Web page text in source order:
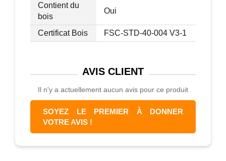
Contient du
bois
Oui
Certificat Bois FSC-STD-40-004 V3-1
AVIS CLIENT
Il n'y a actuellement aucun avis pour ce produit
SOYEZ LE PREMIER À DONNER
VOTRE AVIS !